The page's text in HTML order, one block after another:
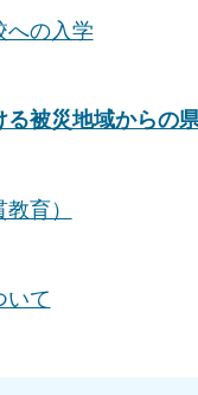
への入学
被災地域からの
育）
いて